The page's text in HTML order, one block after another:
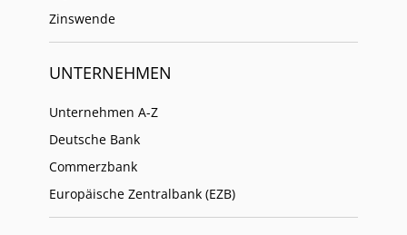
Zinswende
UNTERNEHMEN
Unternehmen A-Z
Deutsche Bank
Commerzbank
Europäische Zentralbank (EZB)